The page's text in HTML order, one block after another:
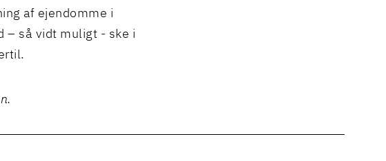
af ejendomme i
– så vidt muligt - ske i